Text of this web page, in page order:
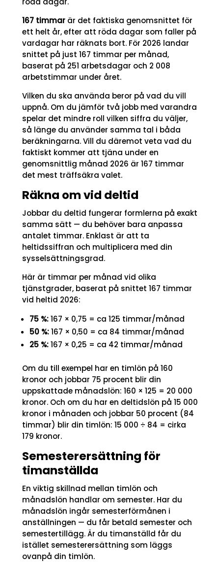
167 timmarär det faktiska genomsnittet för
ett helt år, efter att röda dagar som faller på
vardagar har räknats bort. För 2026 landar
snittet på just 167 timmar per månad,
baserat på 251 arbetsdagar och 2 008
arbetstimmar under året.
Vilken du ska använda beror på vad du vill
uppnå. Om du jämför två jobb med varandra
spelar det mindre roll vilken siffra du väljer,
så länge du använder samma tal i båda
beräkningarna. Vill du däremot veta vad du
faktiskt kommer att tjäna under en
genomsnittlig månad 2026 är 167 timmar
det mest träffsäkra valet.
Räkna om vid deltid
Jobbar du deltid fungerar formlerna på exakt
samma sätt — du behöver bara anpassa
antalet timmar. Enklast är att ta
heltidssiffran och multiplicera med din
sysselsättningsgrad.
Här är timmar per månad vid olika
tjänstgrader, baserat på snittet 167 timmar
vid heltid 2026:
75 %:167 × 0,75 = ca 125 timmar/månad
50 %:167 × 0,50 = ca 84 timmar/månad
25 %:167 × 0,25 = ca 42 timmar/månad
Om du till exempel har en timlön på 160
kronor och jobbar 75 procent blir din
uppskattade månadslön: 160 × 125 = 20 000
kronor. Och om du har en deltidslön på 15 000
kronor i månaden och jobbar 50 procent (84
timmar) blir din timlön: 15 000 ÷ 84 = cirka
179 kronor.
Semesterersättning för
timanställda
En viktig skillnad mellan timlön och
månadslön handlar om semester. Har du
månadslön ingår semesterförmånen i
anställningen — du får betald semester och
semestertillägg. Är du timanställd får du
istället semesterersättning som läggs
ovanpå din timlön.